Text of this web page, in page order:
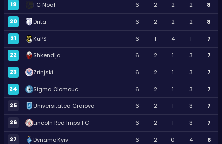
19 FC Noah 6 2 2 2 8
20 Drita 6 2 2 2 8
21 KuPS 6 1 4 1 7
22 Shkendija 6 2 1 3 7
23 Zrinjski 6 2 1 3 7
24 Sigma Olomouc 6 2 1 3 7
25 Universitatea Craiova 6 2 1 3 7
26 Lincoln Red Imps FC 6 2 1 3 7
27 Dynamo Kyiv 6 2 0 4 6